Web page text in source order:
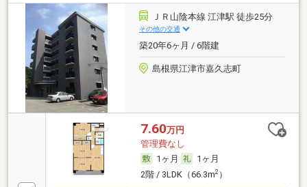
ＪＲ山陰本線 江津駅 徒歩25分
その他の交通
築20年6ヶ月 / 6階建
島根県江津市嘉久志町
7.60万円
管理費なし
1ヶ月
1ヶ月
2階 / 3LDK（66.3m2）